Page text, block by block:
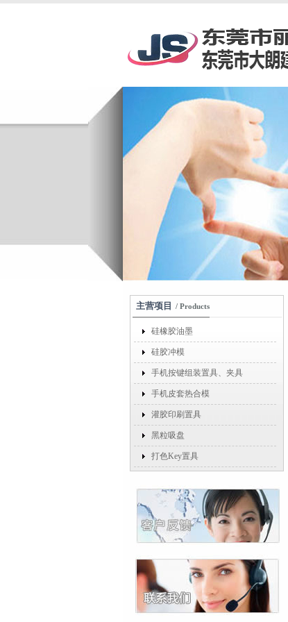
主营项目 / Products
硅橡胶油墨
硅胶冲模
手机按键组装置具、夹具
手机皮套热合模
灌胶印刷置具
黑粒吸盘
打色Key置具